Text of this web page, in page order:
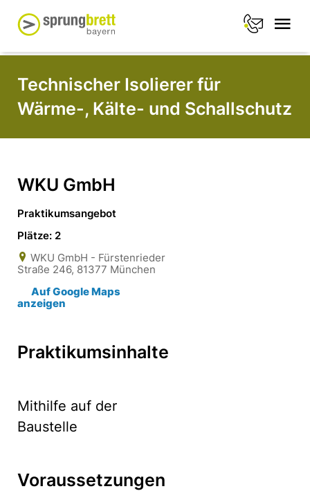
Technischer Isolierer für
Wärme-, Kälte- und Schallschutz
WKU GmbH
Praktikumsangebot
Plätze: 2
WKU GmbH - Fürstenrieder
Straße 246, 81377 München
Auf Google Maps
anzeigen
Praktikumsinhalte
Mithilfe auf der
Baustelle
Voraussetzungen